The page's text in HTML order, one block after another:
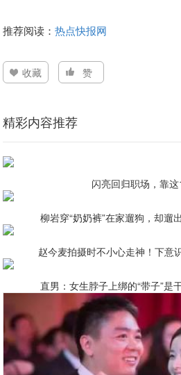
推荐阅读：热点快报网
收藏 赞
精彩内容推荐
闪亮回归职场，靠
柳岩穿“奶奶裤”在家遛狗，却遛
赵今麦拍摄时不小心走神！下意
直男：女生脖子上绑的“带子”是